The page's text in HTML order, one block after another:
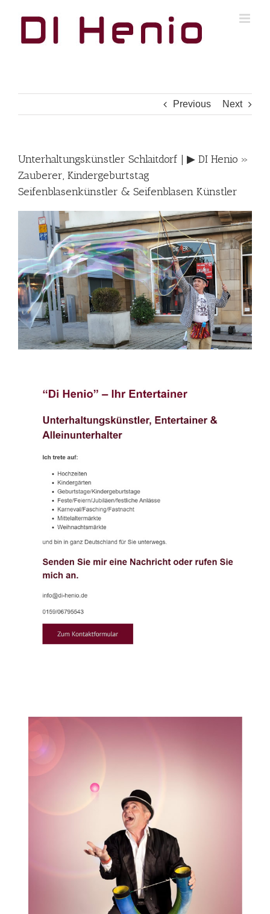
Previous Next
Unterhaltungskünstler Schlaitdorf | ▶︎ DI Henio »
Zauberer, Kindergeburtstag
Seifenblasenkünstler & Seifenblasen Künstler